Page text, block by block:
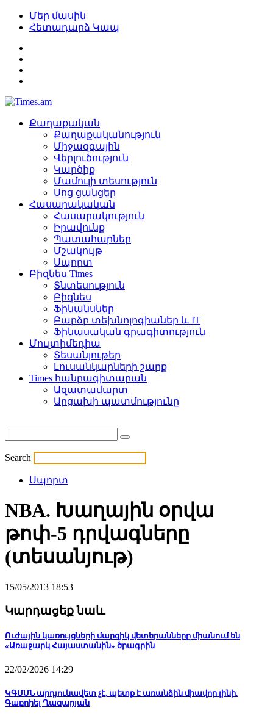
Մեր մասին
Հետադարձ Կապ
Քաղաքական
Քաղաքականություն
Միջազգային
Վերլուծություն
Կարծիք
Մամուլի տեսություն
Սոց ցանցեր
Հասարակական
Հասարակություն
Իրավունք
Պատահարներ
Մշակույթ
Սպորտ
Բիզնես Times
Տնտեսություն
Բիզնես
Ֆինանսներ
Բարձր տեխնոլոգիաներ և IT
Ֆինասական գրագիտություն
Մուլտիմեդիա
Տեսանյութեր
Լուսանկարների շարք
Times հանրագիտարան
Ազատամարտ
Արցախի պատմությունը
Search
Սպորտ
NBA. Խաղային օրվա
թոփ-5 դրվագները
(տեսանյութ)
15/05/2013 18:53
Կարդացեք նաև
Ուժային կառույցների մարզիկ վետերանները միանում են
«Առաջարկ Հայաստանին» ծրագրին
22/02/2026 14:29
ԿԳՄՍՆ արդյունավետ չէ, պետք է առանձին միավոր լինի.
Գաբրիել Ղազարյան